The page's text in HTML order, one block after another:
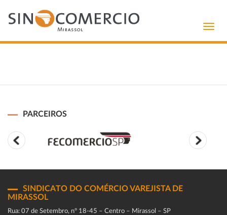
PARCEIROS
SINDICATO DO COMÉRCIO VAREJISTA DE
MIRASSOL
Rua: 07 de Setembro, n° 18-45 – Centro – Mirassol – SP